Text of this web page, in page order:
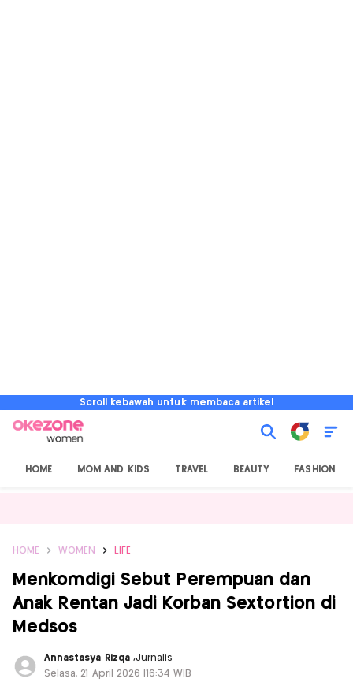
Scroll kebawah untuk membaca artikel
HOME MOM AND KIDS TRAVEL BEAUTY FASHION
HOME WOMEN LIFE
Menkomdigi Sebut Perempuan dan
Anak Rentan Jadi Korban Sextortion di
Medsos
Annastasya Rizqa ,Jurnalis
Selasa, 21 April 2026 |16:34 WIB